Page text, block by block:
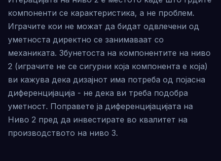
компоненти се карактеристика, а не проблем.
Играчите кои не можат да бидат одвлечени од
уметноста директно се занимаваат со
механиката. Збунетоста на компонентите на ниво
2 (играчите не се сигурни која компонента е која)
ви кажува дека дизајнот има потреба од појасна
диференцијација - не дека ви треба подобра
уметност. Поправете ја диференцијацијата на
Ниво 2 пред да инвестирате во квалитет на
производството на ниво 3.